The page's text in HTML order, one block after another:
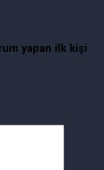
yapan ilk kişi